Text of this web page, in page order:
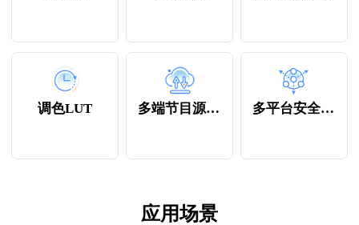
调色LUT 多端节目源上传 多平台安全分发
应用场景